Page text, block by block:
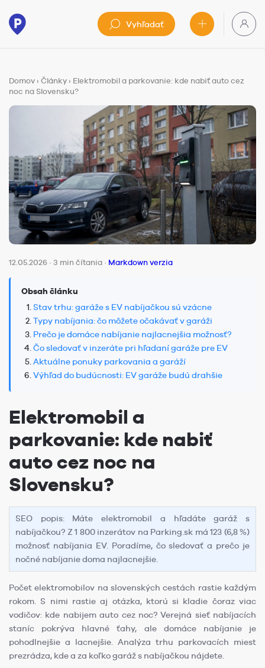
Vyhľadať
Domov › Články › Elektromobil a parkovanie: kde nabiť auto cez
noc na Slovensku?
12.05.2026 · 3 min čítania · Markdown verzia
Obsah článku
Stav trhu: garáže s EV nabíjačkou sú vzácne
Typy nabíjania: čo môžete očakávať v garáži
Prečo je domáce nabíjanie najlacnejšia možnosť?
Čo sledovať v inzeráte pri hľadaní garáže pre EV
Aktuálne ponuky parkovania a garáží
Výhľad do budúcnosti: EV garáže budú drahšie
Elektromobil a
parkovanie: kde nabiť
auto cez noc na
Slovensku?
SEO popis: Máte elektromobil a hľadáte garáž s
nabíjačkou? Z 1 800 inzerátov na Parking.sk má 123 (6,8 %)
možnosť nabíjania EV. Poradíme, čo sledovať a prečo je
nočné nabíjanie doma najlacnejšie.
Počet elektromobilov na slovenských cestách rastie každým
rokom. S nimi rastie aj otázka, ktorú si kladie čoraz viac
vodičov: kde nabijem auto cez noc? Verejná sieť nabíjacích
staníc pokrýva hlavné ťahy, ale domáce nabíjanie je
pohodlnejšie a lacnejšie. Analýza trhu parkovacích miest
prezrádza, kde a za koľko garáž s nabíjačkou nájdete.